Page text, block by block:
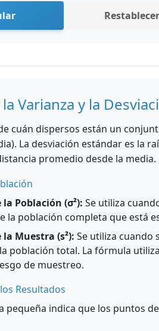
Restablecer
Varianza y la
cuán dispersos están un
La desviación estándar es la
promedio desde la media.
Población (σ²): Se utiliza
la población completa que está
Muestra (s²): Se utiliza cuando
población total. La fórmula
de muestreo.
Resultados
pequeña indica que los puntos